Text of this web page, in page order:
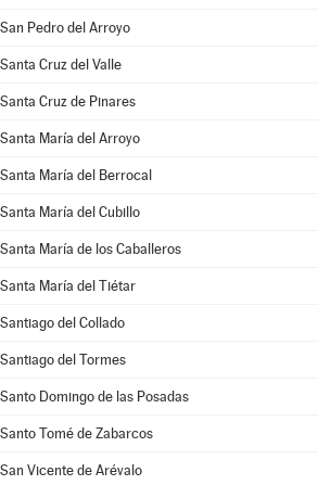
San Pedro del Arroyo
Santa Cruz del Valle
Santa Cruz de Pinares
Santa María del Arroyo
Santa María del Berrocal
Santa María del Cubillo
Santa María de los Caballeros
Santa María del Tiétar
Santiago del Collado
Santiago del Tormes
Santo Domingo de las Posadas
Santo Tomé de Zabarcos
San Vicente de Arévalo